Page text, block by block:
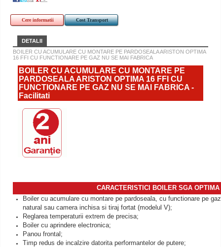
Cere informatii Cost Transport
DETALII
BOILER CU ACUMULARE CU MONTARE PE PARDOSEALA ARISTON OPTIMA
16 FFI CU FUNCTIONARE PE GAZ NU SE MAI FABRICA
BOILER CU ACUMULARE CU MONTARE PE
PARDOSEALA ARISTON OPTIMA 16 FFI CU
FUNCTIONARE PE GAZ NU SE MAI FABRICA -
Facilitati
CARACTERISTICI BOILER SGA OPTIMA
Boiler cu acumulare cu montare pe pardoseala, cu functionare pe
natural sau camera inchisa si tiraj fortat (modelul V);
Reglarea temperaturii extrem de precisa;
Boiler cu aprindere electronica;
Panou frontal;
Timp redus de incalzire datorita performantelor de putere;